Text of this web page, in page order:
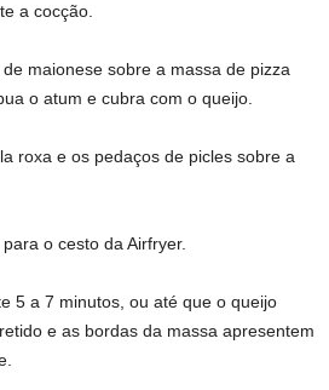
a cocção.
maionese sobre a massa de pizza
o atum e cubra com o queijo.
roxa e os pedaços de picles sobre a
o cesto da Airfryer.
5 a 7 minutos, ou até que o queijo
e as bordas da massa apresentem